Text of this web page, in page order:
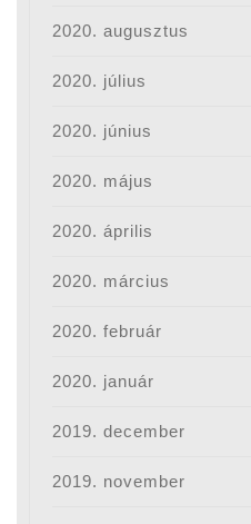
2020. augusztus
2020. július
2020. június
2020. május
2020. április
2020. március
2020. február
2020. január
2019. december
2019. november